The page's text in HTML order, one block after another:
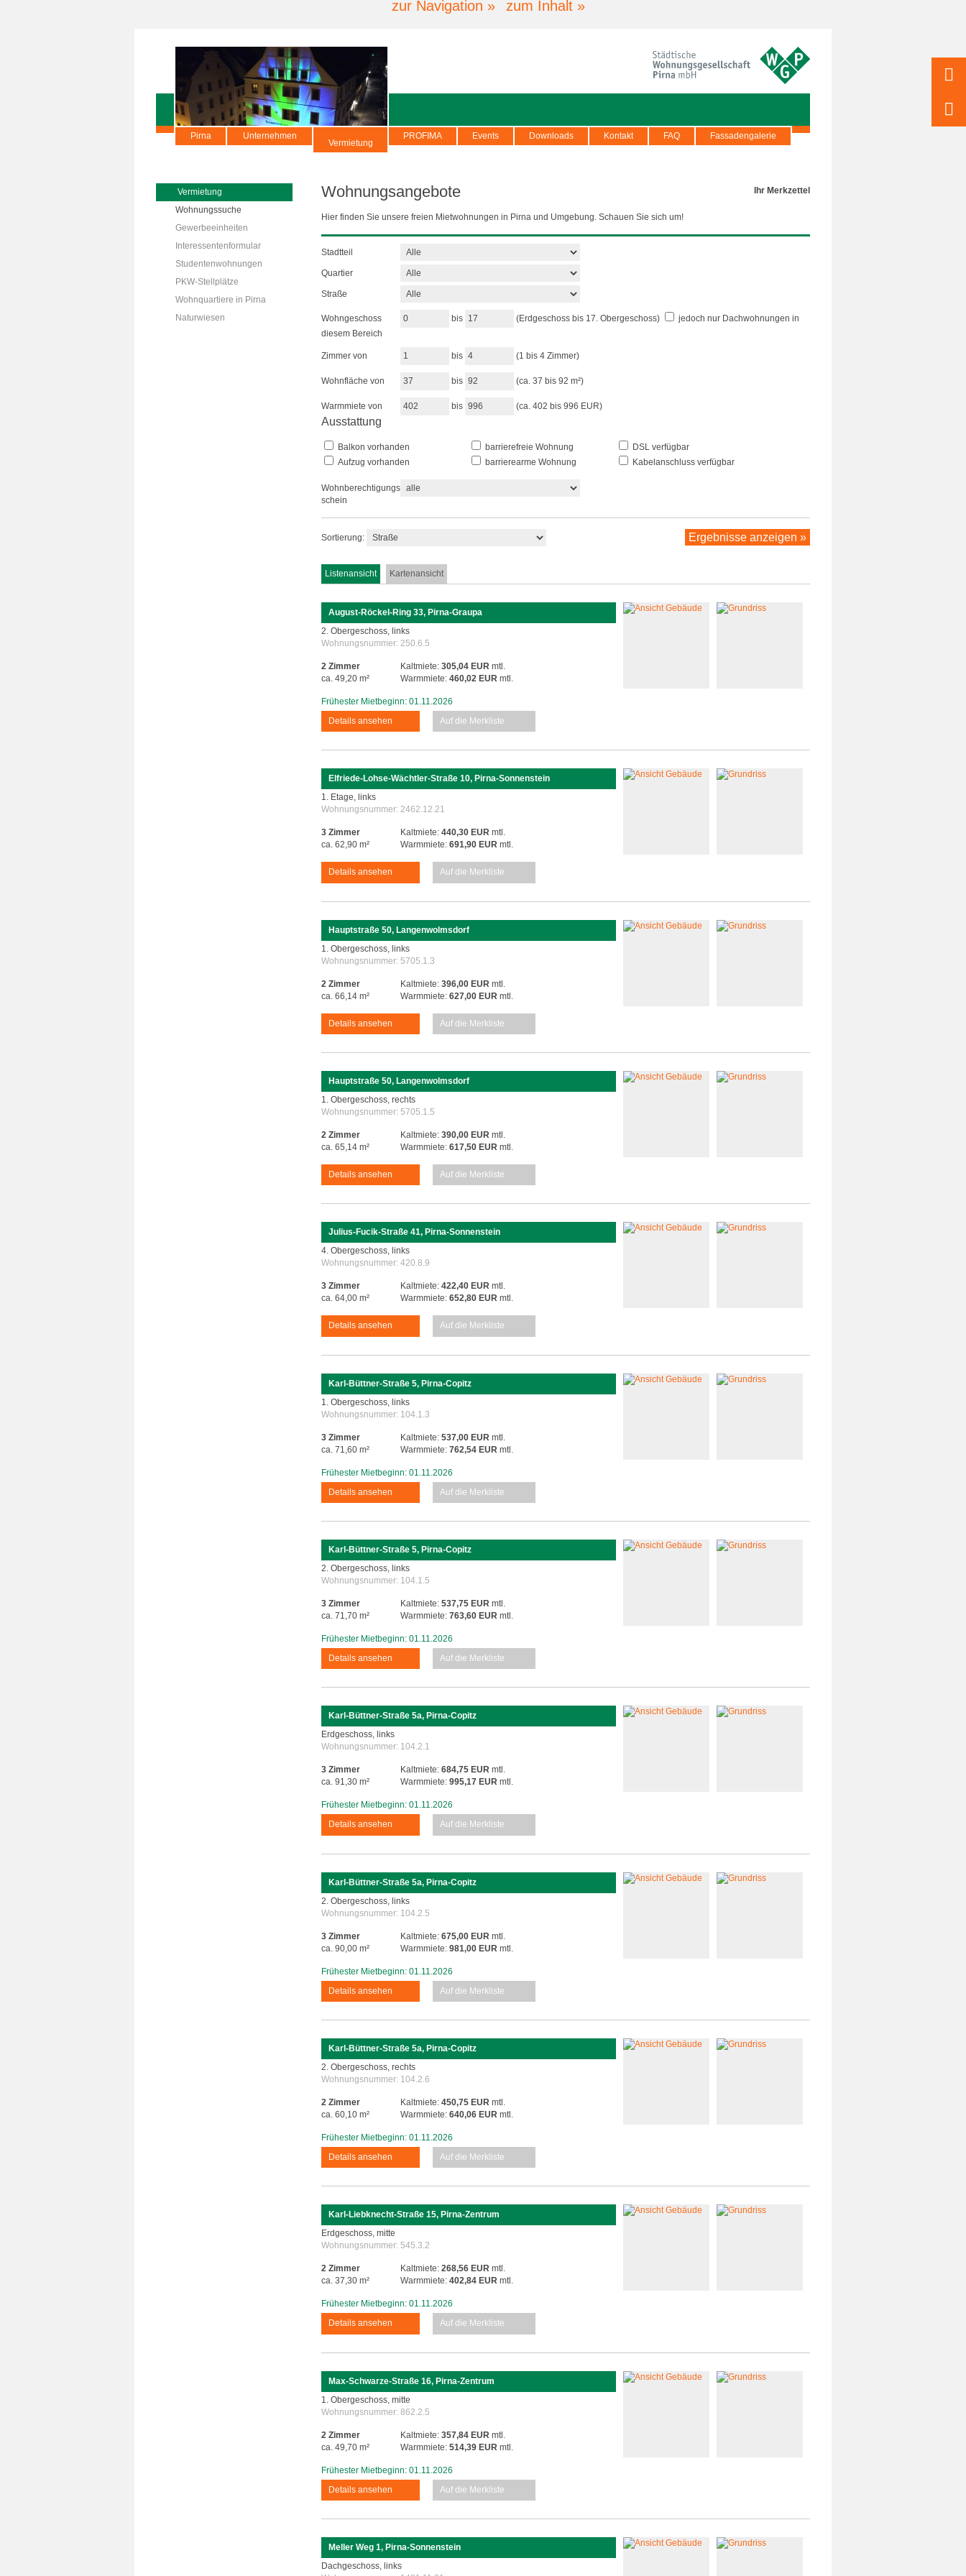
zur Navigation » zum Inhalt »
Pirna Unternehmen
Vermietung
PROFIMA Events Downloads Kontakt FAQ Fassadengalerie
Vermietung
Wohnungssuche
Gewerbeeinheiten
Interessentenformular
Studentenwohnungen
PKW-Stellplätze
Wohnquartiere in Pirna
Naturwiesen
Wohnungsangebote Ihr Merkzettel
Hier finden Sie unsere freien Mietwohnungen in Pirna und Umgebung. Schauen Sie sich um!
Stadtteil
Quartier
Straße
Wohngeschoss bis (Erdgeschoss bis 17. Obergeschoss)
jedoch nur Dachwohnungen in
diesem Bereich
Zimmer von bis (1 bis 4 Zimmer)
Wohnfläche von bis (ca. 37 bis 92 m²)
Warmmiete von bis (ca. 402 bis 996 EUR)
Ausstattung
Balkon vorhanden barrierefreie Wohnung
DSL verfügbar
Aufzug vorhanden
barrierearme Wohnung Kabelanschluss verfügbar
Wohnberechtigungs-
schein
Sortierung:
Listenansicht Kartenansicht
August-Röckel-Ring 33, Pirna-Graupa
2. Obergeschoss, links
Wohnungsnummer: 250.6.5
2 Zimmer
ca. 49,20 m²
Kaltmiete: 305,04 EUR mtl.
Warmmiete: 460,02 EUR mtl.
Frühester Mietbeginn: 01.11.2026
Details ansehen
Auf die Merkliste
Elfriede-Lohse-Wächtler-Straße 10, Pirna-Sonnenstein
1. Etage, links
Wohnungsnummer: 2462.12.21
3 Zimmer
ca. 62,90 m²
Kaltmiete: 440,30 EUR mtl.
Warmmiete: 691,90 EUR mtl.
Details ansehen Auf die Merkliste
Hauptstraße 50, Langenwolmsdorf
1. Obergeschoss, links
Wohnungsnummer: 5705.1.3
2 Zimmer
ca. 66,14 m²
Kaltmiete: 396,00 EUR mtl.
Warmmiete: 627,00 EUR mtl.
Details ansehen Auf die Merkliste
Hauptstraße 50, Langenwolmsdorf
1. Obergeschoss, rechts
Wohnungsnummer: 5705.1.5
2 Zimmer
ca. 65,14 m²
Kaltmiete: 390,00 EUR mtl.
Warmmiete: 617,50 EUR mtl.
Details ansehen Auf die Merkliste
Julius-Fucik-Straße 41, Pirna-Sonnenstein
4. Obergeschoss, links
Wohnungsnummer: 420.8.9
3 Zimmer
ca. 64,00 m²
Kaltmiete: 422,40 EUR mtl.
Warmmiete: 652,80 EUR mtl.
Details ansehen Auf die Merkliste
Karl-Büttner-Straße 5, Pirna-Copitz
1. Obergeschoss, links
Wohnungsnummer: 104.1.3
3 Zimmer
ca. 71,60 m²
Kaltmiete: 537,00 EUR mtl.
Warmmiete: 762,54 EUR mtl.
Frühester Mietbeginn: 01.11.2026
Details ansehen
Auf die Merkliste
Karl-Büttner-Straße 5, Pirna-Copitz
2. Obergeschoss, links
Wohnungsnummer: 104.1.5
3 Zimmer
ca. 71,70 m²
Kaltmiete: 537,75 EUR mtl.
Warmmiete: 763,60 EUR mtl.
Frühester Mietbeginn: 01.11.2026
Details ansehen
Auf die Merkliste
Karl-Büttner-Straße 5a, Pirna-Copitz
Erdgeschoss, links
Wohnungsnummer: 104.2.1
3 Zimmer
ca. 91,30 m²
Kaltmiete: 684,75 EUR mtl.
Warmmiete: 995,17 EUR mtl.
Frühester Mietbeginn: 01.11.2026
Details ansehen
Auf die Merkliste
Karl-Büttner-Straße 5a, Pirna-Copitz
2. Obergeschoss, links
Wohnungsnummer: 104.2.5
3 Zimmer
ca. 90,00 m²
Kaltmiete: 675,00 EUR mtl.
Warmmiete: 981,00 EUR mtl.
Frühester Mietbeginn: 01.11.2026
Details ansehen
Auf die Merkliste
Karl-Büttner-Straße 5a, Pirna-Copitz
2. Obergeschoss, rechts
Wohnungsnummer: 104.2.6
2 Zimmer
ca. 60,10 m²
Kaltmiete: 450,75 EUR mtl.
Warmmiete: 640,06 EUR mtl.
Frühester Mietbeginn: 01.11.2026
Details ansehen
Auf die Merkliste
Karl-Liebknecht-Straße 15, Pirna-Zentrum
Erdgeschoss, mitte
Wohnungsnummer: 545.3.2
2 Zimmer
ca. 37,30 m²
Kaltmiete: 268,56 EUR mtl.
Warmmiete: 402,84 EUR mtl.
Frühester Mietbeginn: 01.11.2026
Details ansehen
Auf die Merkliste
Max-Schwarze-Straße 16, Pirna-Zentrum
1. Obergeschoss, mitte
Wohnungsnummer: 862.2.5
2 Zimmer
ca. 49,70 m²
Kaltmiete: 357,84 EUR mtl.
Warmmiete: 514,39 EUR mtl.
Frühester Mietbeginn: 01.11.2026
Details ansehen
Auf die Merkliste
Meller Weg 1, Pirna-Sonnenstein
Dachgeschoss, links